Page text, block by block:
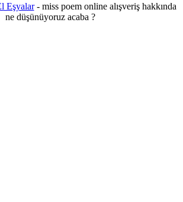
Eşyalar- miss poem online alışveriş hakkında
ne düşünüyoruz acaba ?